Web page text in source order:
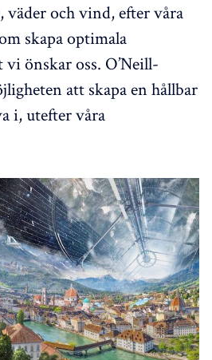
och vind, efter våra
skapa optimala
önskar oss. O’Neill-
att skapa en hållbar
i, utefter våra